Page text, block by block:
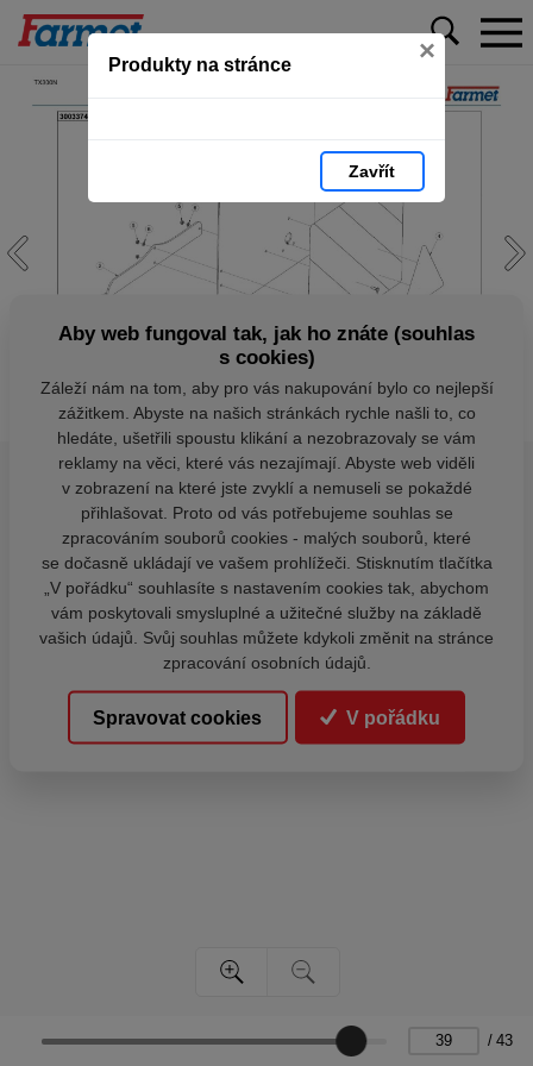
Produkty na stránce ×
Zavřít
/ 43
Aby web fungoval tak, jak ho znáte (souhlas
s cookies)
Záleží nám na tom, aby pro vás nakupování bylo co nejlepší
zážitkem. Abyste na našich stránkách rychle našli to, co
hledáte, ušetřili spoustu klikání a nezobrazovaly se vám
reklamy na věci, které vás nezajímají. Abyste web viděli
v zobrazení na které jste zvyklí a nemuseli se pokaždé
přihlašovat. Proto od vás potřebujeme souhlas se
zpracováním souborů cookies - malých souborů, které
se dočasně ukládají ve vašem prohlížeči. Stisknutím tlačítka
„V pořádku“ souhlasíte s nastavením cookies tak, abychom
vám poskytovali smysluplné a užitečné služby na základě
vašich údajů. Svůj souhlas můžete kdykoli změnit na stránce
zpracování osobních údajů.
Spravovat cookies V pořádku